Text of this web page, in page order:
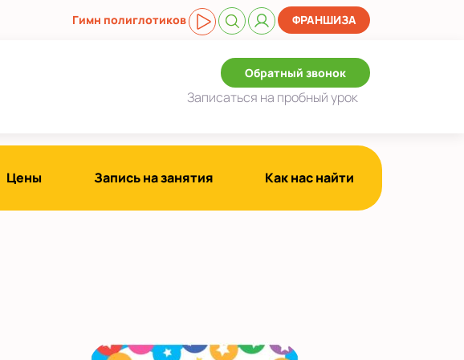
Гимн полиглотиков ФРАНШИЗА
Обратный звонок
Записаться на пробный урок
Цены Запись на занятия Как нас найти